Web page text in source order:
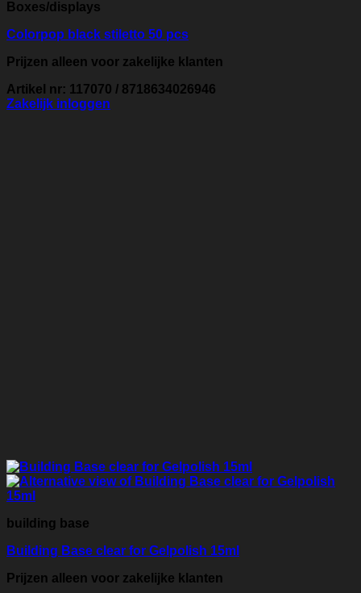
Boxes/displays
Colorpop black stiletto 50 pcs
Prijzen alleen voor zakelijke klanten
Artikel nr: 117070 / 8718634026946
Zakelijk inloggen
building base
Building Base clear for Gelpolish 15ml
Prijzen alleen voor zakelijke klanten